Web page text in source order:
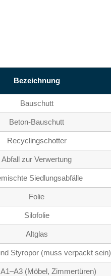
Bezeichnung
Bauschutt
Beton-Bauschutt
Recyclingschotter
Abfall zur Verwertung
Siedlungsabfälle
Folie
Silofolie
Altglas
Styropor (muss verpackt sein)
(Möbel, Zimmertüren)